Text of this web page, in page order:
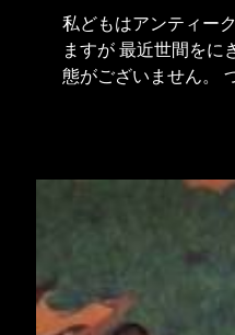
私どもはアンティー
ますが 最近世間をに
態がございません。